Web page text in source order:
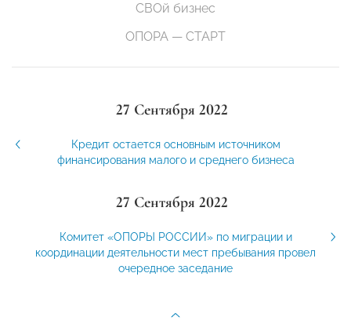
СВОй бизнес
ОПОРА — СТАРТ
27 Сентября 2022
Кредит остается основным источником
финансирования малого и среднего бизнеса
27 Сентября 2022
Комитет «ОПОРЫ РОССИИ» по миграции и
координации деятельности мест пребывания провел
очередное заседание